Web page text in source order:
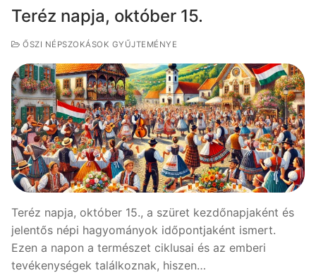
Teréz napja, október 15.
ŐSZI NÉPSZOKÁSOK GYŰJTEMÉNYE
Teréz napja, október 15., a szüret kezdőnapjaként és
jelentős népi hagyományok időpontjaként ismert.
Ezen a napon a természet ciklusai és az emberi
tevékenységek találkoznak, hiszen…